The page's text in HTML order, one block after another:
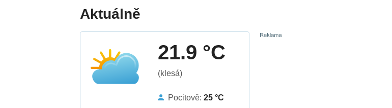
Aktuálně
21.9 °C
(klesá)
Pocitově:25 °C